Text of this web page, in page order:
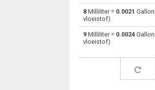
ml Milliliter naar
ml Milliliter
Milliliter naar
8 Milliliter = 0.0021
vloeistof)
9 Milliliter = 0.0024
vloeistof)